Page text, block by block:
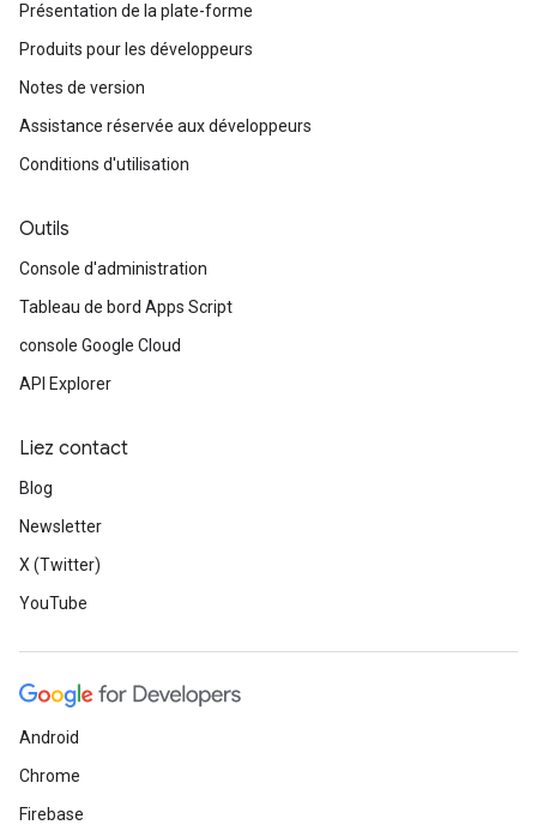
Présentation de la plate-forme
Produits pour les développeurs
Notes de version
Assistance réservée aux développeurs
Conditions d'utilisation
Outils
Console d'administration
Tableau de bord Apps Script
console Google Cloud
API Explorer
Liez contact
Blog
Newsletter
X (Twitter)
YouTube
Android
Chrome
Firebase